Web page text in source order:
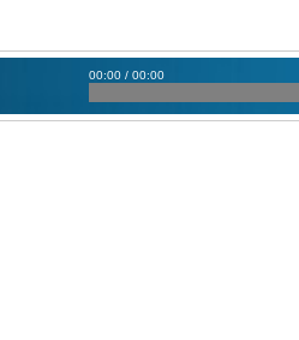
00:00 / 00:00